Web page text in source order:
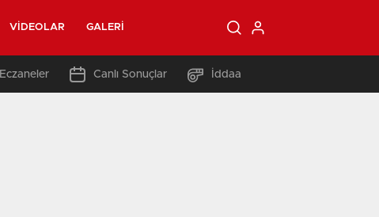
VIDEOLAR GALERI
Eczaneler Canlı Sonuçlar İddaa